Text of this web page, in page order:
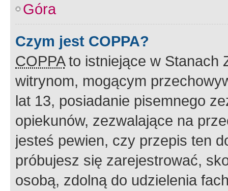
Góra
Czym jest COPPA?
COPPAto istniejące w Stanach
witrynom, mogącym
lat 13, posiadanie pisemnego
opiekunów, zezwalające na
jesteś pewien, czy przepis ten
próbujesz się zarejestrować,
osobą, zdolną do udzielenia